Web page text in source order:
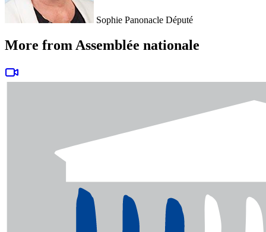
Sophie Panonacle Député
More from Assemblée nationale